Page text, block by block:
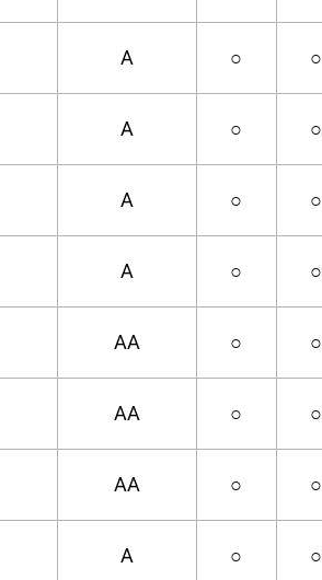
A ○ ○
A ○ ○
A ○ ○
A ○ ○
AA ○ ○
AA ○ ○
AA ○ ○
A ○ ○